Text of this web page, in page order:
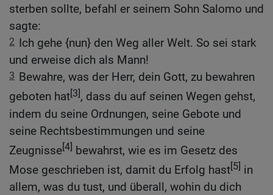
sterben sollte, befahl er seinem Sohn Salomo und
sagte:
2 Ich gehe {nun} den Weg aller Welt. So sei stark
und erweise dich als Mann!
3 Bewahre, was der Herr, dein Gott, zu bewahren
geboten hat[3], dass du auf seinen Wegen gehst,
indem du seine Ordnungen, seine Gebote und
seine Rechtsbestimmungen und seine
Zeugnisse[4] bewahrst, wie es im Gesetz des
Mose geschrieben ist, damit du Erfolg hast[5] in
allem, was du tust, und überall, wohin du dich